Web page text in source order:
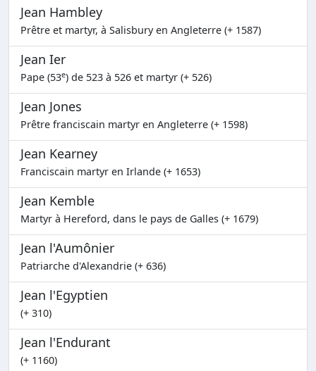
Jean Hambley
Prêtre et martyr, à Salisbury en Angleterre (+ 1587)
Jean Ier
Pape (53e) de 523 à 526 et martyr (+ 526)
Jean Jones
Prêtre franciscain martyr en Angleterre (+ 1598)
Jean Kearney
Franciscain martyr en Irlande (+ 1653)
Jean Kemble
Martyr à Hereford, dans le pays de Galles (+ 1679)
Jean l'Aumônier
Patriarche d'Alexandrie (+ 636)
Jean l'Egyptien
(+ 310)
Jean l'Endurant
(+ 1160)